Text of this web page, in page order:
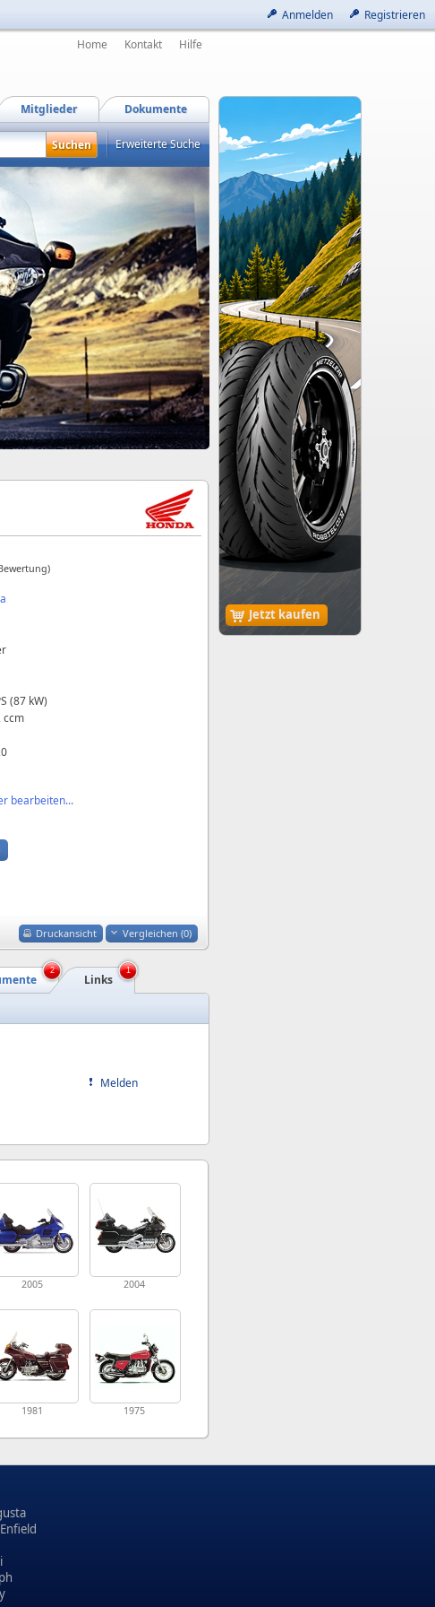
Anmelden Registrieren
Jetzt kaufen
Home Kontakt Hilfe
Dokumente
Mitglieder
Erweiterte Suche
(87 kW)
ccm
bearbeiten...
Druckansicht Vergleichen (0)
Links
2 1
Melden
2005 2004
1981 1975